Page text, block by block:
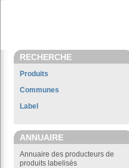
RECHERCHE
Produits
Communes
Label
ANNUAIRE
Annuaire des producteurs de
produits labelisés